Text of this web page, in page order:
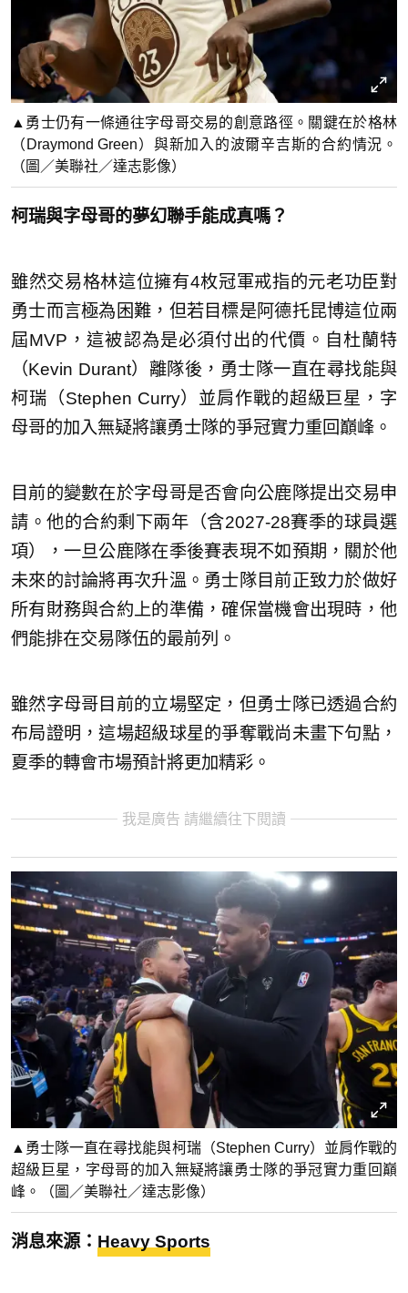
▲勇士仍有一條通往字母哥交易的創意路徑。關鍵在於格林
（Draymond Green）與新加入的波爾辛吉斯的合約情況。
（圖／美聯社／達志影像）
柯瑞與字母哥的夢幻聯手能成真嗎？
雖然交易格林這位擁有4枚冠軍戒指的元老功臣對
勇士而言極為困難，但若目標是阿德托昆博這位兩
屆MVP，這被認為是必須付出的代價。自杜蘭特
（Kevin Durant）離隊後，勇士隊一直在尋找能與
柯瑞（Stephen Curry）並肩作戰的超級巨星，字
母哥的加入無疑將讓勇士隊的爭冠實力重回巔峰。
目前的變數在於字母哥是否會向公鹿隊提出交易申
請。他的合約剩下兩年（含2027-28賽季的球員選
項），一旦公鹿隊在季後賽表現不如預期，關於他
未來的討論將再次升溫。勇士隊目前正致力於做好
所有財務與合約上的準備，確保當機會出現時，他
們能排在交易隊伍的最前列。
雖然字母哥目前的立場堅定，但勇士隊已透過合約
布局證明，這場超級球星的爭奪戰尚未畫下句點，
夏季的轉會市場預計將更加精彩。
我是廣告 請繼續往下閱讀
▲勇士隊一直在尋找能與柯瑞（Stephen Curry）並肩作戰的
超級巨星，字母哥的加入無疑將讓勇士隊的爭冠實力重回巔
峰。（圖／美聯社／達志影像）
消息來源： Heavy Sports